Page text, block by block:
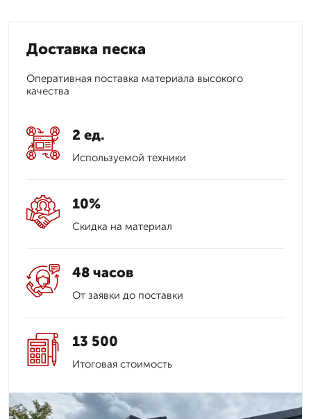
Доставка песка
Оперативная поставка материала высокого
качества
2 ед.
Используемой техники
10%
Скидка на материал
48 часов
От заявки до поставки
13 500
Итоговая стоимость